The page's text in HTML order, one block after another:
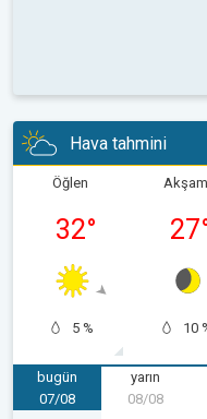
Hava tahmini
Öğlen
32°
5 %
Akşam
27
10
bugün
07/08 Cuma
07/08
yarın
08/08
08/08